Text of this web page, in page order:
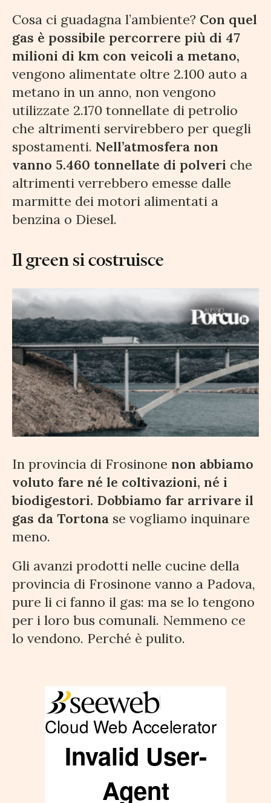
Cosa ci guadagna l’ambiente? Con quel
gas è possibile percorrere più di 47
milioni di km con veicoli a metano,
vengono alimentate oltre 2.100 auto a
metano in un anno, non vengono
utilizzate 2.170 tonnellate di petrolio
che altrimenti servirebbero per quegli
spostamenti. Nell’atmosfera non
vanno 5.460 tonnellate di polveri che
altrimenti verrebbero emesse dalle
marmitte dei motori alimentati a
benzina o Diesel.
Il green si costruisce
In provincia di Frosinone non abbiamo
voluto fare né le coltivazioni, né i
biodigestori. Dobbiamo far arrivare il
gas da Tortona se vogliamo inquinare
meno.
Gli avanzi prodotti nelle cucine della
provincia di Frosinone vanno a Padova,
pure li ci fanno il gas: ma se lo tengono
per i loro bus comunali. Nemmeno ce
lo vendono. Perché è pulito.